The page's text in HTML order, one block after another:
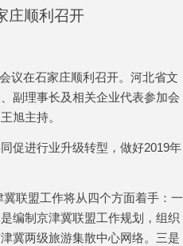
庄顺利召开
议在石家庄顺利召开。河北省文
副理事长及相关企业代表参加会
旭主持。
促进行业升级转型，做好2019年
冀联盟工作将从四个方面着手：一
编制京津冀联盟工作规划，组织
冀两级旅游集散中心网络。三是